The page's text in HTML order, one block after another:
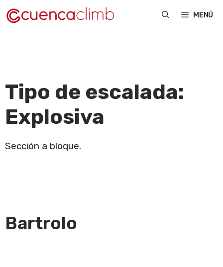
Saltar
al
MENÚ
Tipo de escalada:
Explosiva
Sección a bloque.
Bartrolo